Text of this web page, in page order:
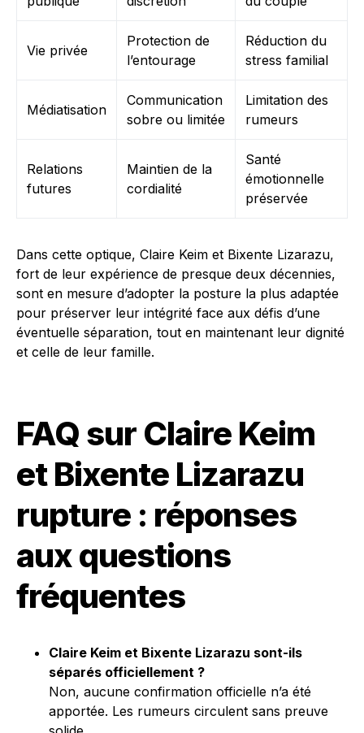
Vie privée
Protection de
l’entourage
Réduction du
stress familial
Médiatisation
Communication
sobre ou limitée
Limitation des
rumeurs
Relations
futures
Maintien de la
cordialité
Santé
émotionnelle
préservée
Dans cette optique, Claire Keim et Bixente Lizarazu,
fort de leur expérience de presque deux décennies,
sont en mesure d’adopter la posture la plus adaptée
pour préserver leur intégrité face aux défis d’une
éventuelle séparation, tout en maintenant leur dignité
et celle de leur famille.
FAQ sur Claire Keim
et Bixente Lizarazu
rupture : réponses
aux questions
fréquentes
Claire Keim et Bixente Lizarazu sont-ils
séparés officiellement ?
Non, aucune confirmation officielle n’a été
apportée. Les rumeurs circulent sans preuve